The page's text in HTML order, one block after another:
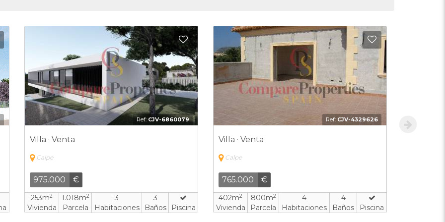
a favoritos
Ref: CJV-6860079
Villa · Venta
Calpe
975.000 €
253m2
Vivienda
1.018m2
Parcela
3
Habitaciones
3
Baños
Piscina
Añadir a favoritos
Ref: CJV-4329626
Villa · Venta
Calpe
765.000 €
402m2
Vivienda
800m2
Parcela
4
Habitaciones
4
Baños
Piscina
Añadir a